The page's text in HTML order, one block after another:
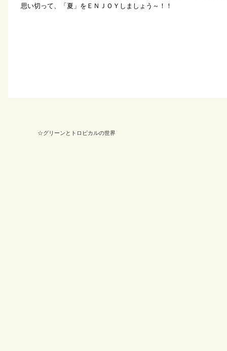
思い切って、「夏」をＥＮＪＯＹしましょう～！！
☆グリーンとトロピカルの世界